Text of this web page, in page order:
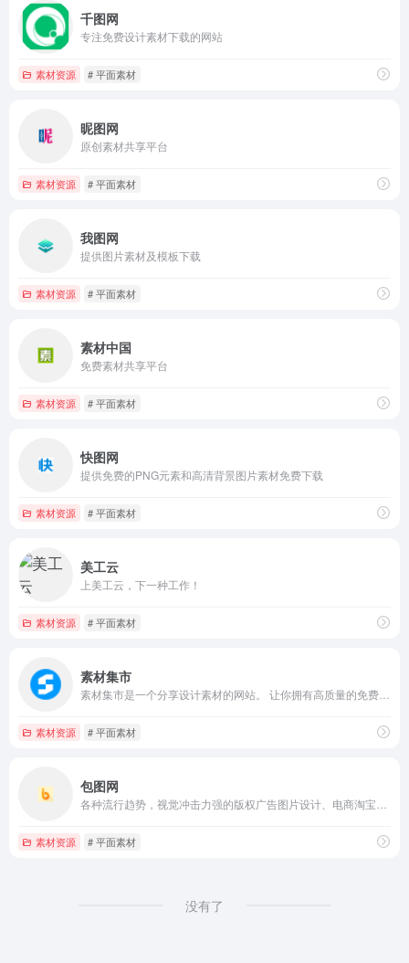
千图网
专注免费设计素材下载的网站
素材资源 # 平面素材
昵图网
原创素材共享平台
素材资源 # 平面素材
我图网
提供图片素材及模板下载
素材资源 # 平面素材
素材中国
免费素材共享平台
素材资源 # 平面素材
快图网
提供免费的PNG元素和高清背景图片素材免费下载
素材资源 # 平面素材
美工云
上美工云，下一种工作！
素材资源 # 平面素材
素材集市
素材资源 # 平面素材
包图网
素材资源 # 平面素材
没有了